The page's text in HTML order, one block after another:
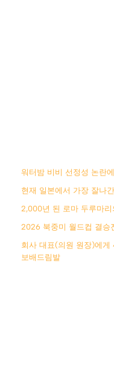
워터밤 비비 선정성 논란
현재 일본에서 가장 잘나
2,000년 된 로마 두루마
2026 북중미 월드컵 결승
회사 대표(의원 원장)에
보배드림발